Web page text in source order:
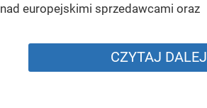
nad europejskimi sprzedawcami oraz
CZYTAJ DALEJ